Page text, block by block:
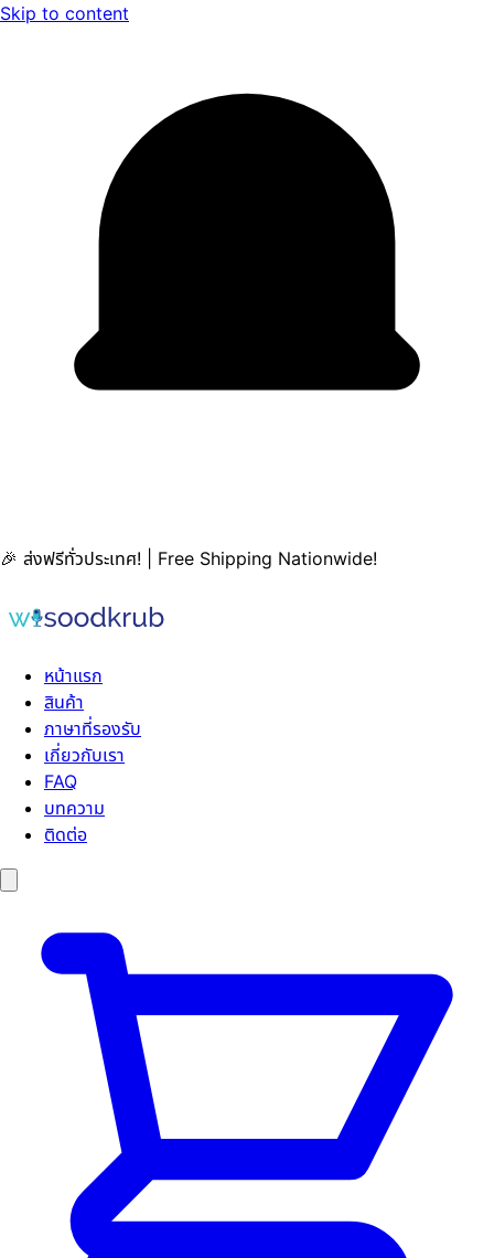
Skip to content
🎉 ส่งฟรีทั่วประเทศ! | Free Shipping Nationwide!
หน้าแรก
สินค้า
ภาษาที่รองรับ
เกี่ยวกับเรา
FAQ
บทความ
ติดต่อ